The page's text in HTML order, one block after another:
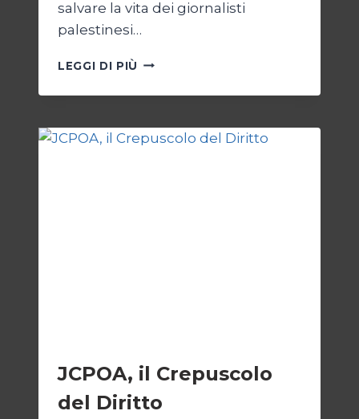
salvare la vita dei giornalisti
palestinesi…
LEGGI DI PIÙ GIORNALISTI,
APPELLO
GAZA
JCPOA, il Crepuscolo
del Diritto